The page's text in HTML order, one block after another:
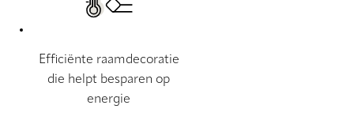
Efficiënte raamdecoratie
die helpt besparen op
energie